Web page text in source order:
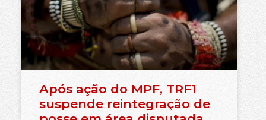
Após ação do MPF, TRF1
suspende reintegração de